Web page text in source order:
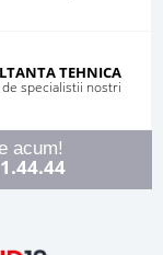
TEHNICA
specialistii nostri
acum!